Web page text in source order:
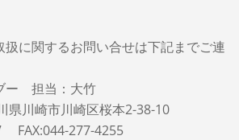
扱に関するお問い合せは下記までご連
ー 担当：大竹
川崎市川崎区桜本2-38-10
FAX:044-277-4255